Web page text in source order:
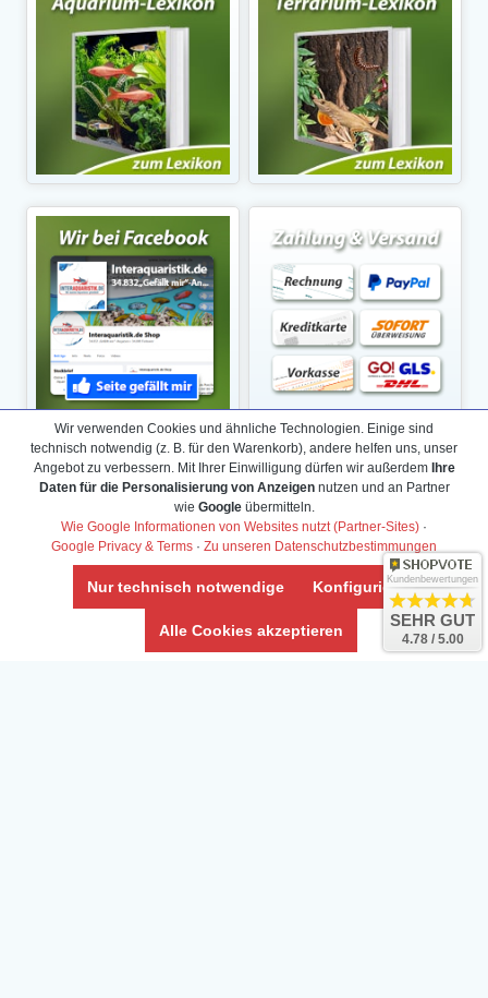
Wir verwenden Cookies und ähnliche Technologien. Einige sind
technisch notwendig (z. B. für den Warenkorb), andere helfen uns, unser
Angebot zu verbessern. Mit Ihrer Einwilligung dürfen wir außerdem Ihre
Daten für die Personalisierung von Anzeigennutzen und an Partner
wie Googleübermitteln.
Wie Google Informationen von Websites nutzt (Partner-Sites) ·
Google Privacy & Terms · Zu unseren Datenschutzbestimmungen
Nur technisch notwendige Konfigurieren
Alle Cookies akzeptieren
Kundenbewertungen
SEHR GUT
4.78 / 5.00